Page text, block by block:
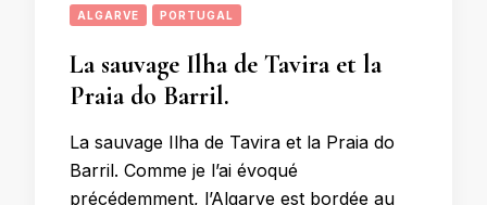
ALGARVE PORTUGAL
La sauvage Ilha de Tavira et la
Praia do Barril.
La sauvage Ilha de Tavira et la Praia do
Barril. Comme je l’ai évoqué
précédemment, l’Algarve est bordée au